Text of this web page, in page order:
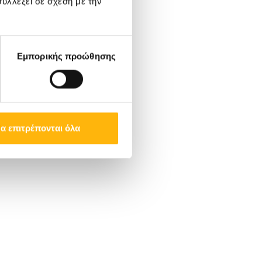
Εμπορικής προώθησης
επιτρέπονται όλα